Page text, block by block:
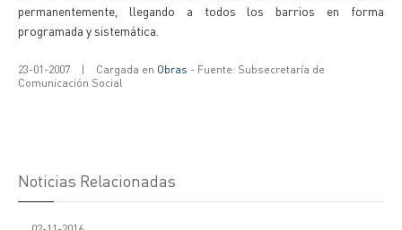
permanentemente, llegando a todos los barrios en forma
programada y sistemática.
23-01-2007 | Cargada en Obras - Fuente: Subsecretaría de
Comunicación Social
Noticias Relacionadas